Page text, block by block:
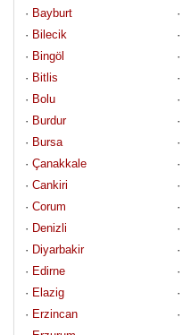
· Bayburt ·
· Bilecik ·
· Bingöl ·
· Bitlis ·
· Bolu ·
· Burdur ·
· Bursa ·
· Çanakkale ·
· Cankiri ·
· Corum ·
· Denizli ·
· Diyarbakir ·
· Edirne ·
· Elazig ·
· Erzincan ·